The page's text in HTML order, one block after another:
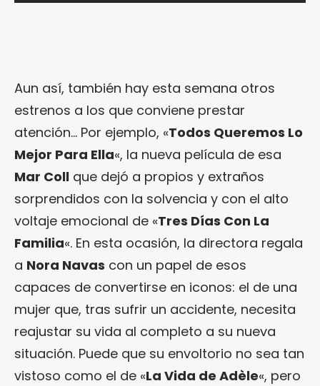
Aun así, también hay esta semana otros
estrenos a los que conviene prestar
atención… Por ejemplo, «Todos Queremos Lo
Mejor Para Ella«, la nueva película de esa
Mar Coll que dejó a propios y extraños
sorprendidos con la solvencia y con el alto
voltaje emocional de «Tres Días Con La
Familia«. En esta ocasión, la directora regala
a Nora Navas con un papel de esos
capaces de convertirse en iconos: el de una
mujer que, tras sufrir un accidente, necesita
reajustar su vida al completo a su nueva
situación. Puede que su envoltorio no sea tan
vistoso como el de «La Vida de Adèle«, pero